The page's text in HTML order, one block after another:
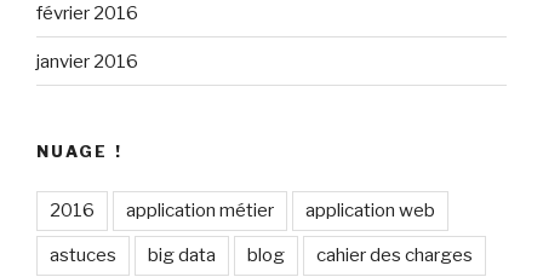
février 2016
janvier 2016
NUAGE !
2016 application métier application web
astuces big data blog cahier des charges